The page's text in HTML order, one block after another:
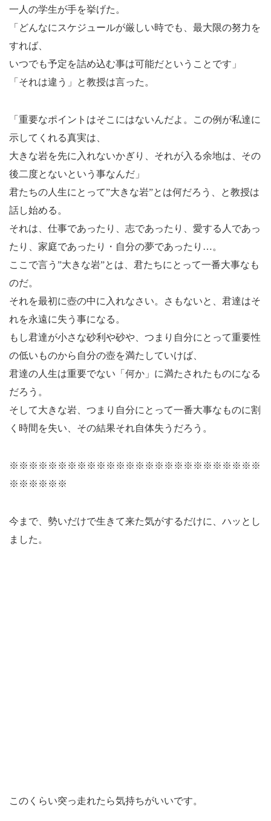
一人の学生が手を挙げた。
「どんなにスケジュールが厳しい時でも、最大限の努力を
すれば、
いつでも予定を詰め込む事は可能だということです」
「それは違う」と教授は言った。
「重要なポイントはそこにはないんだよ。この例が私達に
示してくれる真実は、
大きな岩を先に入れないかぎり、それが入る余地は、その
後二度とないという事なんだ」
君たちの人生にとって”大きな岩”とは何だろう、と教授は
話し始める。
それは、仕事であったり、志であったり、愛する人であっ
たり、家庭であったり・自分の夢であったり…。
ここで言う”大きな岩”とは、君たちにとって一番大事なも
のだ。
それを最初に壺の中に入れなさい。さもないと、君達はそ
れを永遠に失う事になる。
もし君達が小さな砂利や砂や、つまり自分にとって重要性
の低いものから自分の壺を満たしていけば、
君達の人生は重要でない「何か」に満たされたものになる
だろう。
そして大きな岩、つまり自分にとって一番大事なものに割
く時間を失い、その結果それ自体失うだろう。
※※※※※※※※※※※※※※※※※※※※※※※※※※
※※※※※※
今まで、勢いだけで生きて来た気がするだけに、ハッとし
ました。
このくらい突っ走れたら気持ちがいいです。